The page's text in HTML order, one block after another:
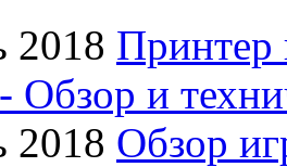
2018 Принтер
Обзор и
2018 Обзор